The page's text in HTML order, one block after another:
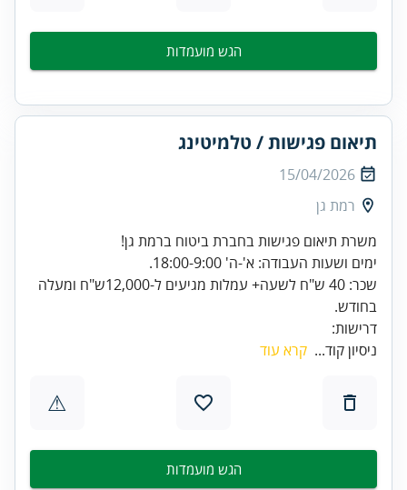
הגש מועמדות
תיאום פגישות / טלמיטינג
15/04/2026
רמת גן
שכר: 40 ש"ח לשעה+ עמלות מגיעים ל-12,000ש"ח ומעלה
דרישות:
ניסיון קוד... קרא עוד
⚠
הגש מועמדות